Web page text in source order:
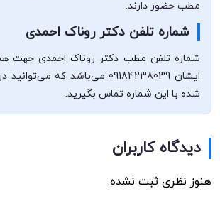
مطب حضور دارند.
شماره تلفن دکتر روناک احمدی
شماره تلفن مطب دکتر روناک احمدی جهت
ایشان 09184238039 می‌باشد که
شده با این شماره تماس بگیرید.
دیدگاه کاربران
هنوز نظری ثبت نشده.